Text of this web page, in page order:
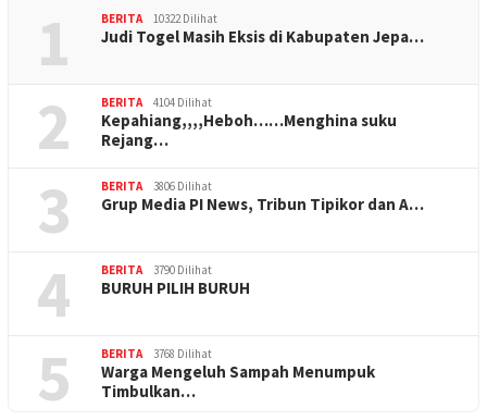
1 BERITA 10322 Dilihat
Judi Togel Masih Eksis di Kabupaten Jepa…
2 BERITA 4104 Dilihat
Kepahiang,,,,Heboh……Menghina suku
Rejang…
3 BERITA 3806 Dilihat
Grup Media PI News, Tribun Tipikor dan A…
4 BERITA 3790 Dilihat
BURUH PILIH BURUH
5 BERITA 3768 Dilihat
Warga Mengeluh Sampah Menumpuk
Timbulkan…